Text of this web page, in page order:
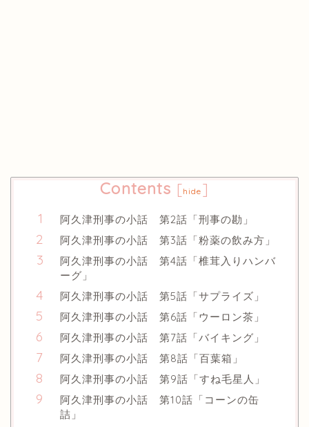
Contents [hide ]
阿久津刑事の小話 第2話「刑事の勘」
阿久津刑事の小話 第3話「粉薬の飲み方」
阿久津刑事の小話 第4話「椎茸入りハンバ
ーグ」
阿久津刑事の小話 第5話「サプライズ」
阿久津刑事の小話 第6話「ウーロン茶」
阿久津刑事の小話 第7話「バイキング」
阿久津刑事の小話 第8話「百葉箱」
阿久津刑事の小話 第9話「すね毛星人」
阿久津刑事の小話 第10話「コーンの缶
詰」